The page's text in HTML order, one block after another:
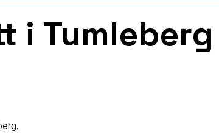
i Tumleberg